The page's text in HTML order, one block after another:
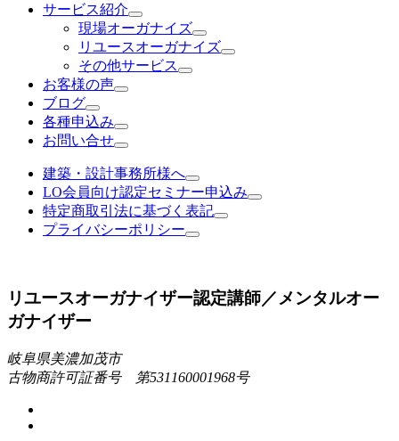
サービス紹介
現場オーガナイズ
リユースオーガナイズ
その他サービス
お客様の声
ブログ
各種申込み
お問い合せ
建築・設計事務所様へ
LO会員向け認定セミナー申込み
特定商取引法に基づく表記
プライバシーポリシー
リユースオーガナイザー認定講師／メンタルオー
ガナイザー
岐阜県美濃加茂市
古物商許可証番号 第531160001968号